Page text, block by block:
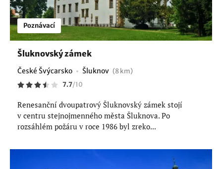
Poznávací
Šluknovský zámek
České Švýcarsko Šluknov (8 km)
7.7/10
Renesanční dvoupatrový Šluknovský zámek stojí
v centru stejnojmenného města Šluknova. Po
rozsáhlém požáru v roce 1986 byl zreko...